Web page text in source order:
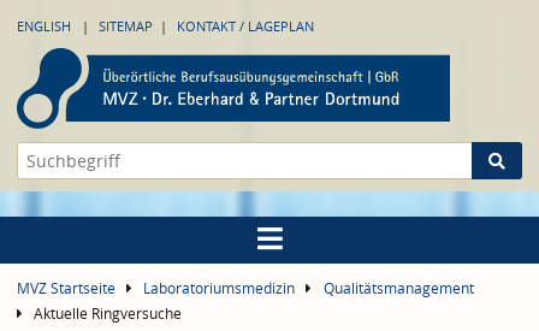
ENGLISH SITEMAP KONTAKT / LAGEPLAN
MVZ Startseite Laboratoriumsmedizin
Qualitätsmanagement
Aktuelle Ringversuche